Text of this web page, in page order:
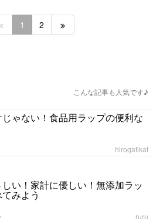
1 2
こんな記事も人気です♪
ゃない！食品用ラップの便利な
hirogatikat
い！家計に優しい！無添加ラッ
みよう
ruru